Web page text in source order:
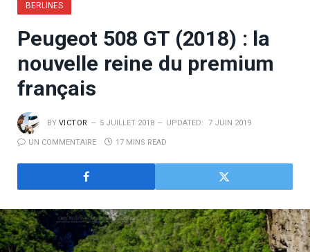
BERLINES
Peugeot 508 GT (2018) : la
nouvelle reine du premium
français
BY VICTOR 5 JUILLET 2018 UPDATED: 7 JUIN 2019
UN COMMENTAIRE 17 MINS READ